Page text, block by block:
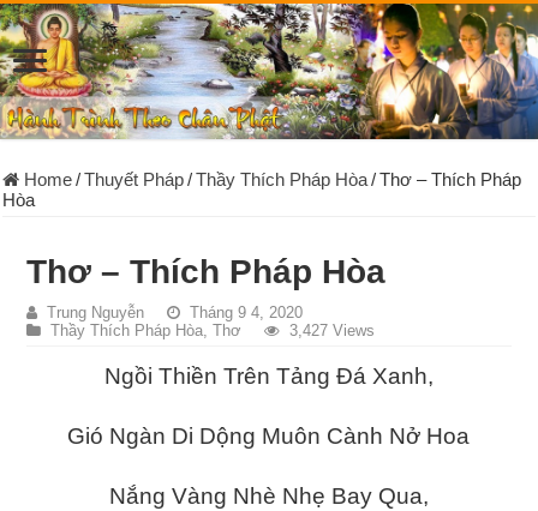
Home/Thuyết Pháp/Thầy Thích Pháp Hòa/Thơ – Thích Pháp
Hòa
Thơ – Thích Pháp Hòa
Trung Nguyễn
Tháng 9 4, 2020
Thầy Thích Pháp Hòa,Thơ 3,427 Views
Ngồi Thiền Trên Tảng Đá Xanh,
Gió Ngàn Di Dộng Muôn Cành Nở Hoa
Nắng Vàng Nhè Nhẹ Bay Qua,